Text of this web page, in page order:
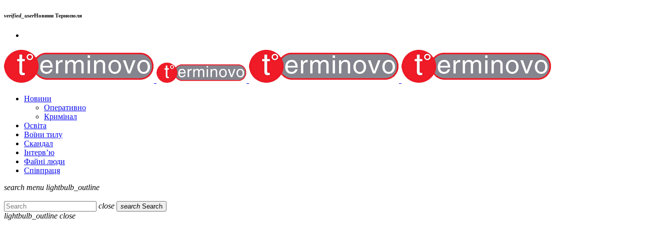
verified_userНовини Тернополя
Новини
Оперативно
Кримінал
Освіта
Воїни тилу
Скандал
Інтерв’ю
Файні люди
Співпраця
search menu lightbulb_outline
close search Search
lightbulb_outline close